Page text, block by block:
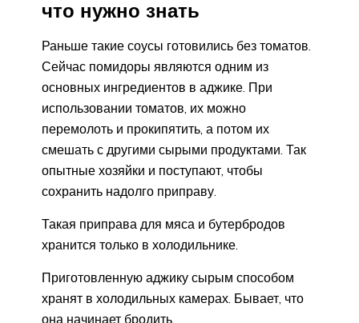
что нужно знать
Раньше такие соусы готовились без томатов.
Сейчас помидоры являются одним из
основных ингредиентов в аджике. При
использовании томатов, их можно
перемолоть и прокипятить, а потом их
смешать с другими сырыми продуктами. Так
опытные хозяйки и поступают, чтобы
сохранить надолго приправу.
Такая приправа для мяса и бутербродов
хранится только в холодильнике.
Приготовленную аджику сырым способом
хранят в холодильных камерах. Бывает, что
она начинает бродить.